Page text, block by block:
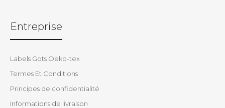
Entreprise
Labels Gots Oeko-tex
Termes Et Conditions
Principes de confidentialité
Informations de livraison